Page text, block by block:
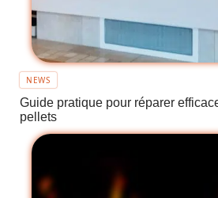
NEWS
Guide pratique pour réparer
pellets